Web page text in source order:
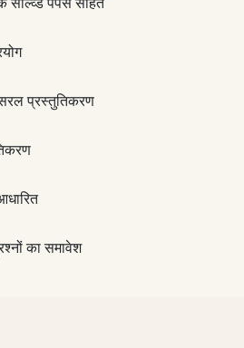
प्रस्तुतिकरण
का समावेश